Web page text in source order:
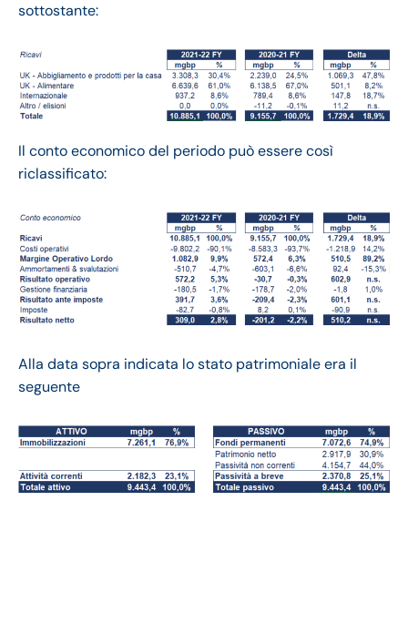
sottostante:
Il conto economico del periodo può essere così
riclassificato:
Alla data sopra indicata lo stato patrimoniale era il
seguente